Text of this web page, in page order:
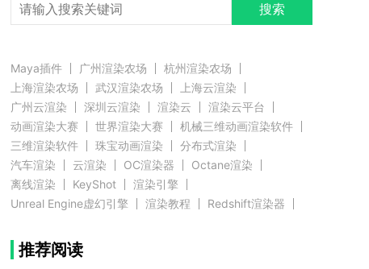
搜索
Maya插件 广州渲染农场
杭州渲染农场
上海渲染农场
武汉渲染农场
上海云渲染
广州云渲染
深圳云渲染 渲染云
渲染云平台
动画渲染大赛
世界渲染大赛
机械三维动画渲染软件
三维渲染软件
珠宝动画渲染
分布式渲染
汽车渲染
云渲染 OC渲染器
Octane渲染
离线渲染
KeyShot
渲染引擎
Unreal Engine虚幻引擎
渲染教程
Redshift渲染器
推荐阅读
3D模型教程
云渲染农场使用教程
推荐阅读